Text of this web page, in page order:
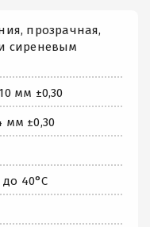
прозрачная,
сиреневым
мм ±0,30
мм ±0,30
40°С